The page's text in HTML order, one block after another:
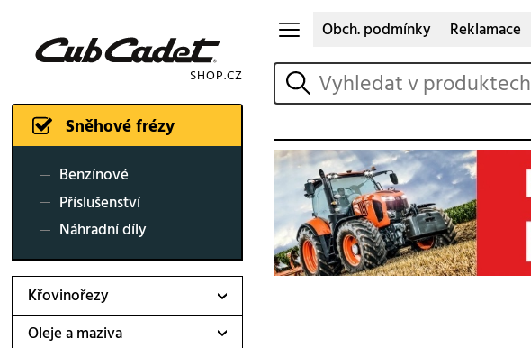
Sněhové frézy
Benzínové
Příslušenství
Náhradní díly
Křovinořezy
Oleje a maziva
Obch. podmínky Reklamace
vyhledat